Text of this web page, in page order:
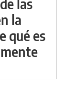
las
la
qué es